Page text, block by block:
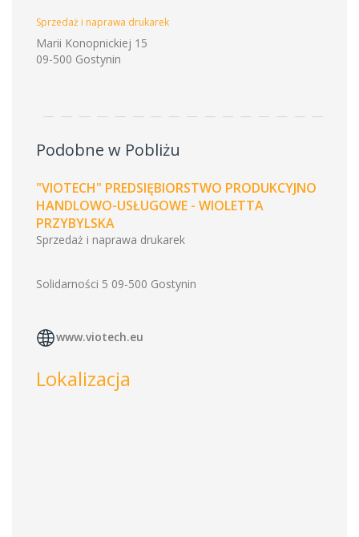
Sprzedaż i naprawa drukarek
Marii Konopnickiej 15
09-500 Gostynin
Podobne w Pobliżu
"VIOTECH" PREDSIĘBIORSTWO PRODUKCYJNO
HANDLOWO-USŁUGOWE - WIOLETTA
PRZYBYLSKA
Sprzedaż i naprawa drukarek
Solidarności 5 09-500 Gostynin
www.viotech.eu
Lokalizacja